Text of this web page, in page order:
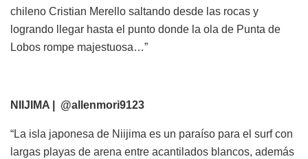
chileno Cristian Merello saltando desde las rocas y
logrando llegar hasta el punto donde la ola de Punta de
Lobos rompe majestuosa…”
NIIJIMA | @allenmori9123
“La isla japonesa de Niijima es un paraíso para el surf con
largas playas de arena entre acantilados blancos, además